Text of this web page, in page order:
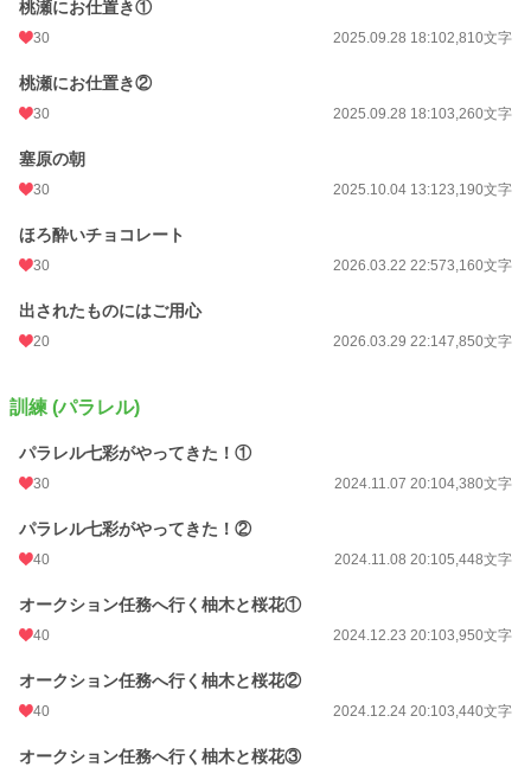
桃瀬にお仕置き①
30 2025.09.28 18:102,810文字
桃瀬にお仕置き②
30 2025.09.28 18:103,260文字
塞原の朝
30 2025.10.04 13:123,190文字
ほろ酔いチョコレート
30 2026.03.22 22:573,160文字
出されたものにはご用心
20 2026.03.29 22:147,850文字
訓練 (パラレル)
パラレル七彩がやってきた！①
30 2024.11.07 20:104,380文字
パラレル七彩がやってきた！②
40 2024.11.08 20:105,448文字
オークション任務へ行く柚木と桜花①
40 2024.12.23 20:103,950文字
オークション任務へ行く柚木と桜花②
40 2024.12.24 20:103,440文字
オークション任務へ行く柚木と桜花③